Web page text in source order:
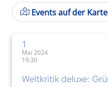
Events auf der
1
Mai 2024
19:30
Weltkritik deluxe: